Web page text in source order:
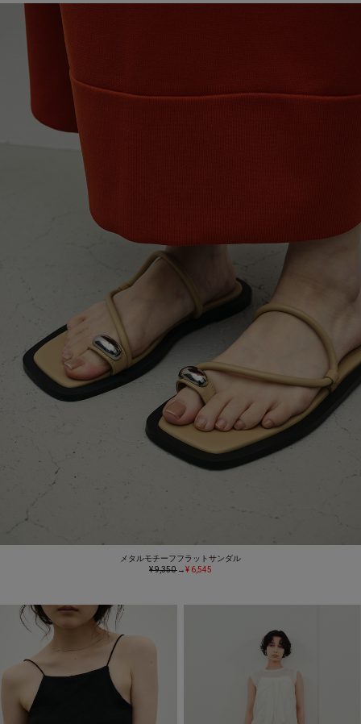
メタルモチーフフラットサンダル
¥ 9,350→¥ 6,545